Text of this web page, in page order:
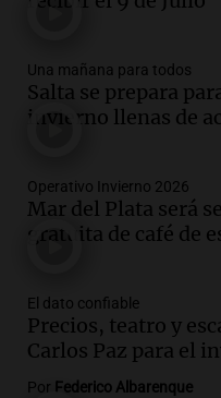
Una mañana para todos
Salta se prepara
invierno llenas de
Operativo Invierno 2026
Mar del Plata será
gratuita de café de
El dato confiable
Precios, teatro y
Carlos Paz para el
Por Federico Albarenque